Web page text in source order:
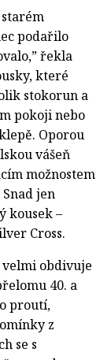
podařilo
řekla
které
stokorun a
pokoji nebo
Oporou
vášeň
možnostem
jen
kousek –
Cross.
velmi obdivuje
40. a
proutí,
z
se s